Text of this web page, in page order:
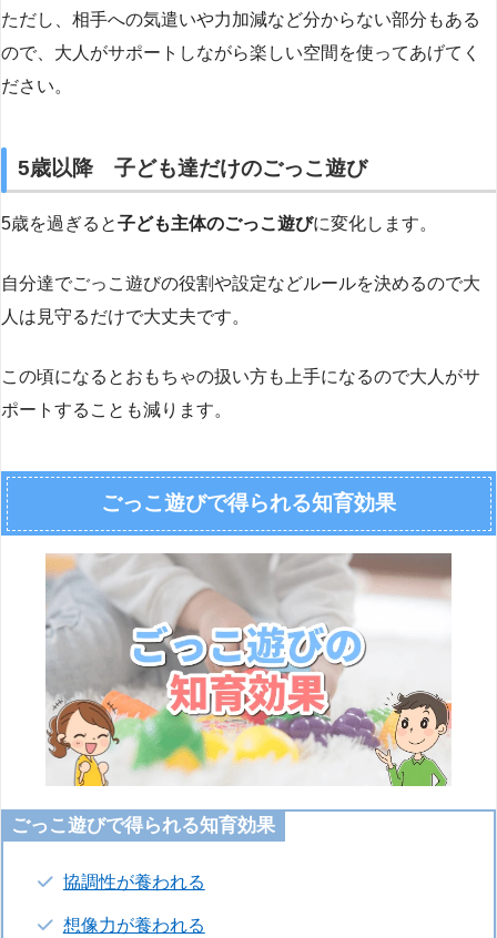
ただし、相手への気遣いや力加減など分からない部分もある
ので、大人がサポートしながら楽しい空間を使ってあげてく
ださい。
5歳以降 子ども達だけのごっこ遊び
5歳を過ぎると子ども主体のごっこ遊びに変化します。
自分達でごっこ遊びの役割や設定などルールを決めるので大
人は見守るだけで大丈夫です。
この頃になるとおもちゃの扱い方も上手になるので大人がサ
ポートすることも減ります。
ごっこ遊びで得られる知育効果
ごっこ遊びで得られる知育効果
協調性が養われる
想像力が養われる